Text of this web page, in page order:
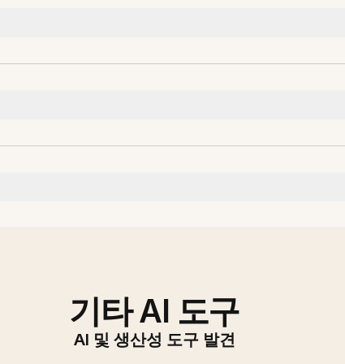
기타 AI 도구
AI 및 생산성 도구 발견